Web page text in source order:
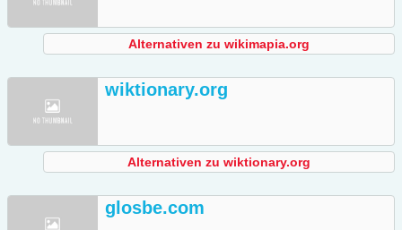
Alternativen zu wikimapia.org
wiktionary.org
Alternativen zu wiktionary.org
glosbe.com